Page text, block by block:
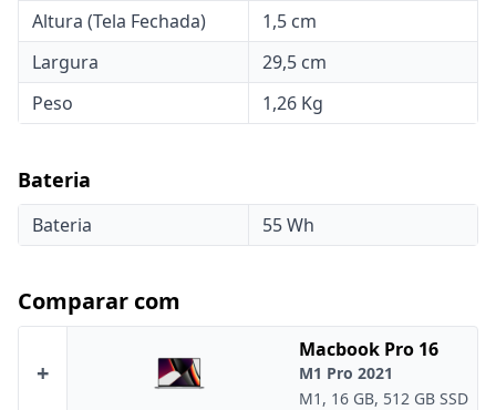
Altura (Tela Fechada)
1,5 cm
Largura
29,5 cm
Peso
1,26 Kg
Bateria
Bateria 55 Wh
Comparar com
+
Macbook Pro 16
M1 Pro 2021
M1, 16 GB, 512 GB SSD